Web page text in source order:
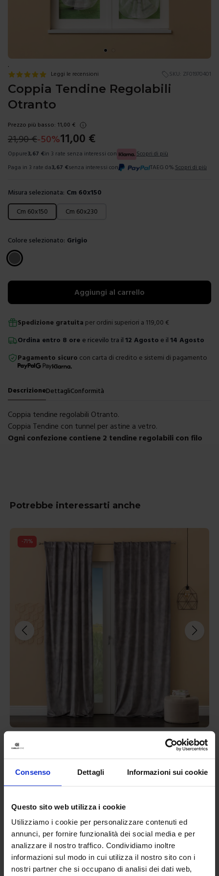
Consenso Dettagli Informazioni sui cookie
Questo sito web utilizza i cookie
Utilizziamo i cookie per personalizzare contenuti ed
annunci, per fornire funzionalità dei social media e per
analizzare il nostro traffico. Condividiamo inoltre
informazioni sul modo in cui utilizza il nostro sito con i
nostri partner che si occupano di analisi dei dati web,
.
Leggi le recensioni SKU: ZF01970401
Coppia Tendine Regolabili
Otranto
Prezzo più basso: 11,00 €
21,90€-50%11,00 €
Oppure3,67 €in 3 rate senza interessi con
Scopri di più
Paga in 3 rate da3,67 €senza interessi con TAEG 0%. Scopri di più
Misura selezionata: Cm 60x150
Scegli una misura
Cm 60x150 Cm 60x230
Colore selezionato: Grigio
Scegli un colore
Aggiungi al carrello
Spedizione gratuita per ordini superiori a 119,00 €
Ordina entro 8 ore e ricevilo tra il 12 Agosto e il 14 Agosto
Pagamento sicuro con carta di credito e sistemi di pagamento
DescrizioneDettagliConformità
Coppia tendine regolabili Otranto.
Coppia Tendine con tunnel per astine a vetro.
Ogni confezione contiene 2 tendine regolabili con filo
Potrebbe interessarti anche
-71%
Riviera
Tenda Confezionata In Velluto Goodly
44,90 € Da
€
GrigioMarrone